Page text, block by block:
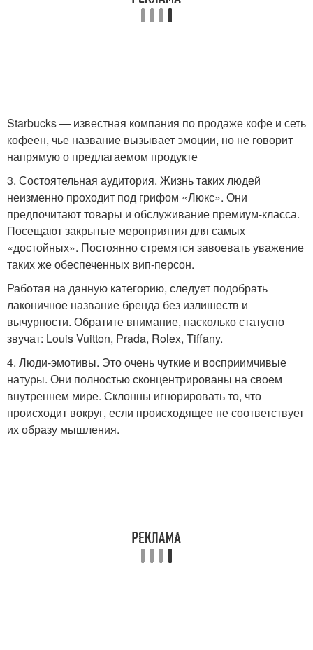
Starbucks — известная компания по продаже кофе и сеть
кофеен, чье название вызывает эмоции, но не говорит
напрямую о предлагаемом продукте
3. Состоятельная аудитория. Жизнь таких людей
неизменно проходит под грифом «Люкс». Они
предпочитают товары и обслуживание премиум-класса.
Посещают закрытые мероприятия для самых
«достойных». Постоянно стремятся завоевать уважение
таких же обеспеченных вип-персон.
Работая на данную категорию, следует подобрать
лаконичное название бренда без излишеств и
вычурности. Обратите внимание, насколько статусно
звучат: Louis Vuitton, Prada, Rolex, Tiffany.
4. Люди-эмотивы. Это очень чуткие и восприимчивые
натуры. Они полностью сконцентрированы на своем
внутреннем мире. Склонны игнорировать то, что
происходит вокруг, если происходящее не соответствует
их образу мышления.